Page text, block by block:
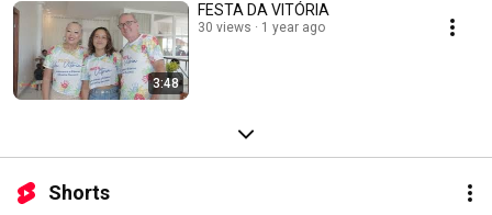
3:48
FESTA DA VITÓRIA
30 views 1 year ago
Shorts